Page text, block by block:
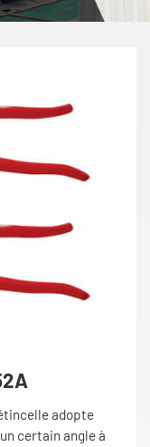
adopte
certain angle à